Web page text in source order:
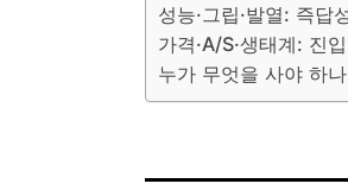
성능·그립·발열: 즉
가격·A/S·생태계: 진
누가 무엇을 사야 하